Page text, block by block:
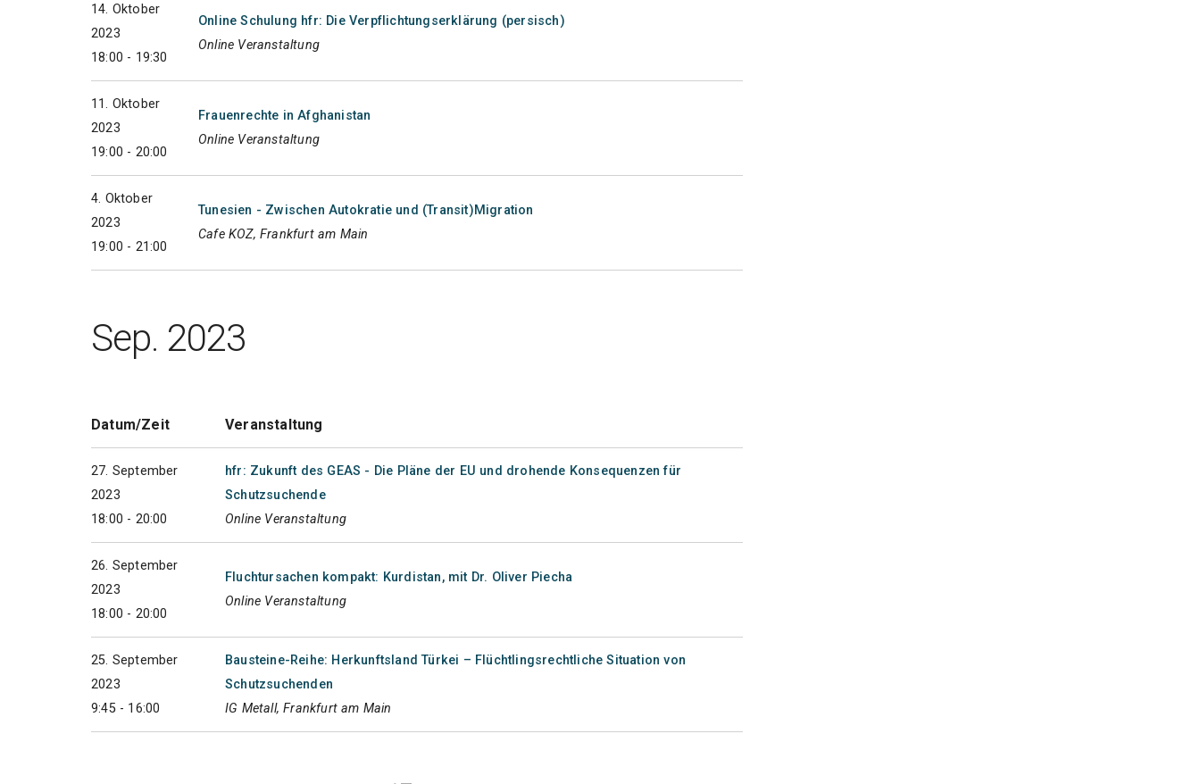
14. Oktober
2023
18:00 - 19:30
Online Schulung hfr: Die Verpflichtungserklärung (persisch)
Online Veranstaltung
11. Oktober
2023
19:00 - 20:00
Frauenrechte in Afghanistan
Online Veranstaltung
4. Oktober
2023
19:00 - 21:00
Tunesien - Zwischen Autokratie und (Transit)Migration
Cafe KOZ, Frankfurt am Main
Sep. 2023
Datum/Zeit Veranstaltung
27. September
2023
18:00 - 20:00
hfr: Zukunft des GEAS - Die Pläne der EU und drohende Konsequenzen für
Schutzsuchende
Online Veranstaltung
26. September
2023
18:00 - 20:00
Fluchtursachen kompakt: Kurdistan, mit Dr. Oliver Piecha
Online Veranstaltung
25. September
2023
9:45 - 16:00
Bausteine-Reihe: Herkunftsland Türkei – Flüchtlingsrechtliche Situation von
Schutzsuchenden
IG Metall, Frankfurt am Main